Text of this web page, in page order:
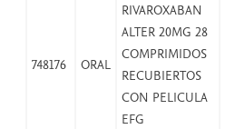
748176 ORAL
RIVAROXABAN
ALTER 20MG 28
COMPRIMIDOS
RECUBIERTOS
CON PELICULA
EFG